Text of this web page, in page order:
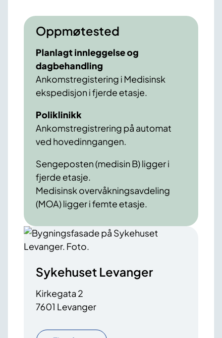
Oppmøtested
Planlagt innleggelse og
dagbehandling
Ankomstregistering i Medisinsk
ekspedisjon i fjerde etasje.
Poliklinikk
Ankomstregistrering på automat
ved hovedinngangen.
Sengeposten (medisin B) ligger i
fjerde etasje.
Medisinsk overvåkningsavdeling
(MOA) ligger i femte etasje.
Sykehuset Levanger
Kirkegata 2
7601 Levanger